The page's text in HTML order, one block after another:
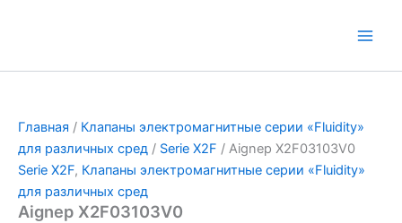
Главная / Клапаны электромагнитные серии «Fluidity»
для различных сред / Serie X2F / Aignep X2F03103V0
Serie X2F, Клапаны электромагнитные серии «Fluidity»
для различных сред
Aignep X2F03103V0